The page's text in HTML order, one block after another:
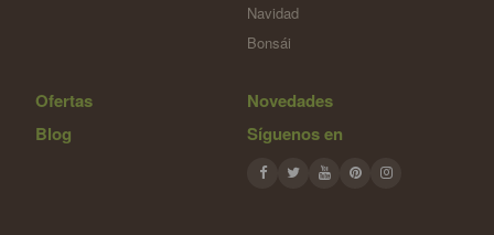
Navidad
Bonsái
Ofertas
Novedades
Blog
Síguenos en